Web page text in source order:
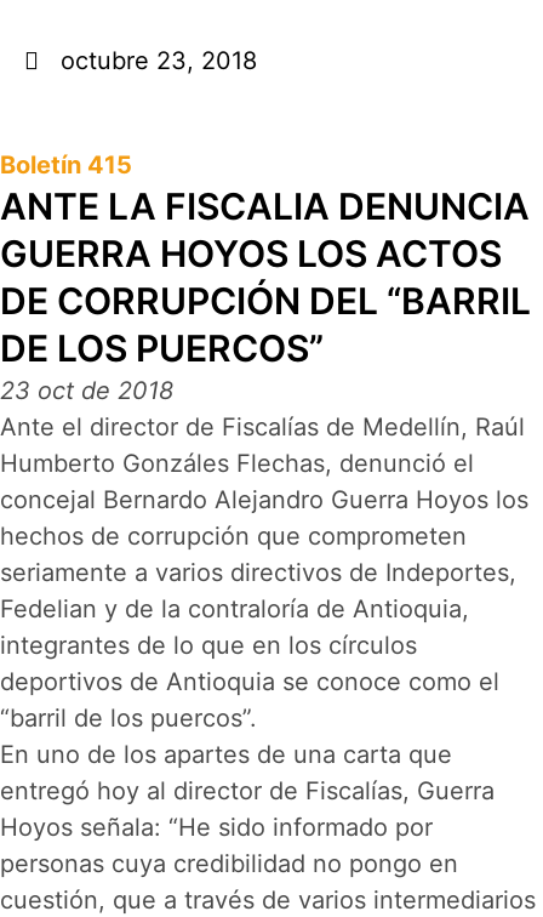
octubre 23, 2018
Boletín 415
ANTE LA FISCALIA DENUNCIA
GUERRA HOYOS LOS ACTOS
DE CORRUPCIÓN DEL “BARRIL
DE LOS PUERCOS”
23 oct de 2018
Ante el director de Fiscalías de Medellín, Raúl
Humberto Gonzáles Flechas, denunció el
concejal Bernardo Alejandro Guerra Hoyos los
hechos de corrupción que comprometen
seriamente a varios directivos de Indeportes,
Fedelian y de la contraloría de Antioquia,
integrantes de lo que en los círculos
deportivos de Antioquia se conoce como el
“barril de los puercos”.
En uno de los apartes de una carta que
entregó hoy al director de Fiscalías, Guerra
Hoyos señala: “He sido informado por
personas cuya credibilidad no pongo en
cuestión, que a través de varios intermediarios